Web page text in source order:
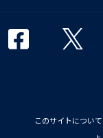
このサイトについて